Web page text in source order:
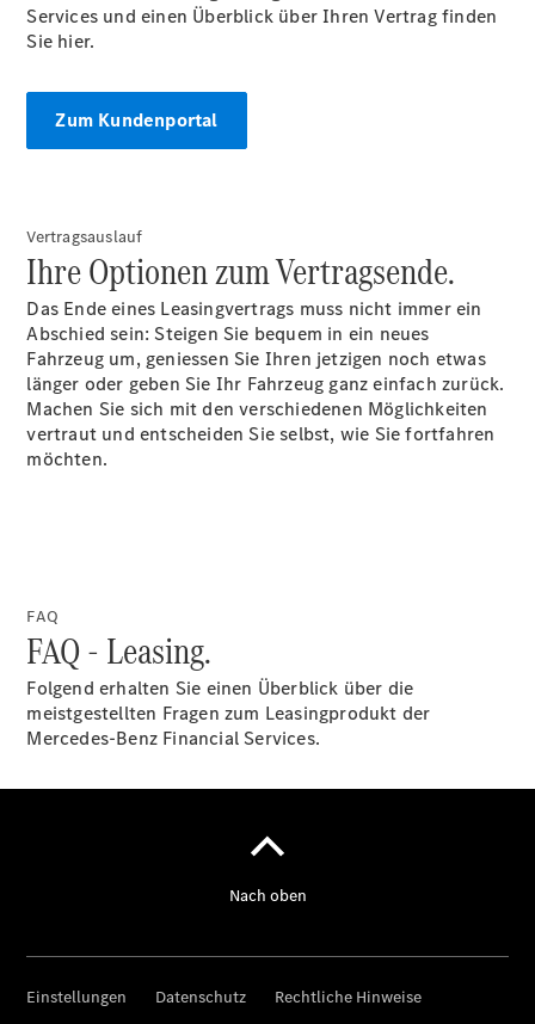
Digitale
Broschüre
Fahrzeugzubehör
Servicetermin
buchen
Standort &
Öffnungszeiten
Unternehmen
Kontaktformular
Services und einen Überblick über Ihren Vertrag finden
Sie hier.
Zum Kundenportal
Vertragsauslauf
Ihre Optionen zum Vertragsende.
Das Ende eines Leasingvertrags muss nicht immer ein
Abschied sein: Steigen Sie bequem in ein neues
Fahrzeug um, geniessen Sie Ihren jetzigen noch etwas
länger oder geben Sie Ihr Fahrzeug ganz einfach zurück.
Machen Sie sich mit den verschiedenen Möglichkeiten
vertraut und entscheiden Sie selbst, wie Sie fortfahren
möchten.
FAQ
FAQ - Leasing.
Folgend erhalten Sie einen Überblick über die
meistgestellten Fragen zum Leasingprodukt der
Mercedes-Benz Financial Services.